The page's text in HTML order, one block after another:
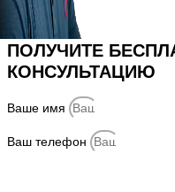
ПОЛУЧИТЕ
КОНСУЛЬТАЦИЮ
Ваше имя
Ваш телефон